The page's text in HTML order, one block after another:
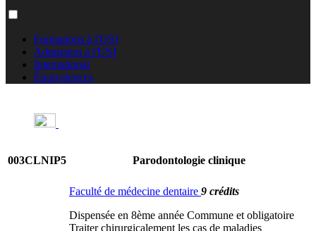
Formations à l'USJ
Admission à l'USJ
International
Équivalences
003CLNIP5 Parodontologie clinique
Faculté de médecine dentaire 9 crédits
Dispensée en 8ème année Commune et obligatoire
Traiter chirurgicalement les cas de maladies